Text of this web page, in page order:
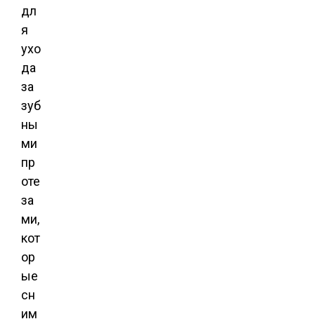
дл
я
ухо
да
за
зуб
ны
ми
пр
оте
за
ми,
кот
ор
ые
сн
им